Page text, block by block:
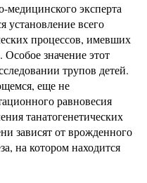
медицинского эксперта
установление всего
процессов, имевших
значение этот
трупов детей.
еще не
равновесия
танатогенетических
зависят от врожденного
на котором находится